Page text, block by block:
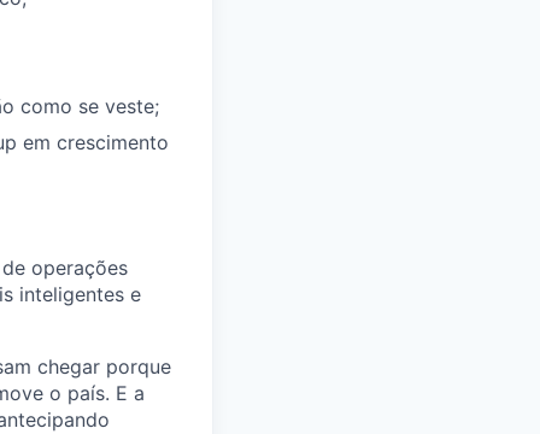
como se veste;
em crescimento
operações
inteligentes e
chegar porque
o país. E a